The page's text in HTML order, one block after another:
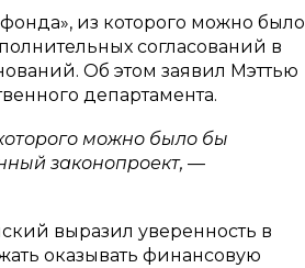
из которого можно было
согласований в
Об этом заявил Мэттью
департамента.
можно было бы
законопроект, —
выразил уверенность в
оказывать финансовую